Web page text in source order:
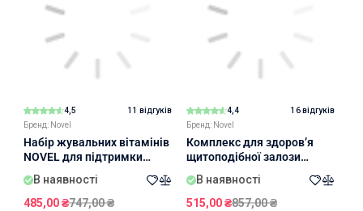
4,5
11 відгуків
Бренд: Novel
Набір жувальних вітамінів
NOVEL для підтримки
серцево-судинної та
нервової систем
В наявності
485,00₴747,00₴
4,4
16 відгуків
Бренд: Novel
Комплекс для здоров’я
щитоподібної залози
NOVEL
В наявності
515,00₴857,00₴